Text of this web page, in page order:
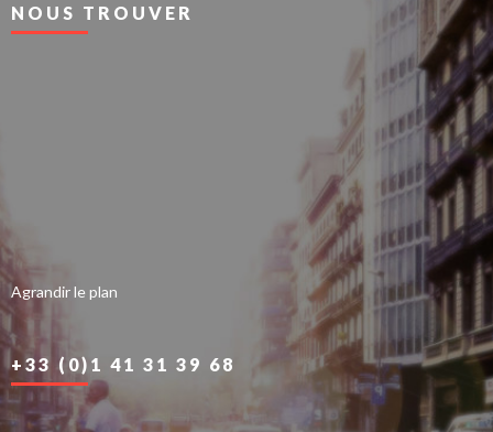
NOUS TROUVER
Agrandir le plan
+33 (0)1 41 31 39 68